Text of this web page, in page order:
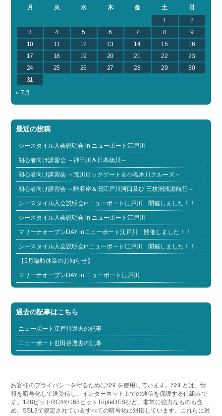
月
火 水 木 金 土
日
1
2
3
4 5 6 7 8
9
10
11 12 13 14 15
16
17
18 19 20 21 22
23
24
25 26 27 28 29
30
31
« 7月
最近の投稿
シースタイル入会説明会 in ニューポート江戸川
初心者向け講習会 ～神田川＆日本橋川～
初心者向け講習会 ～荒川ロックゲート＆小名木川クルーズ～
初心者向け講習会 ～離着岸＆旧江戸川河口及び 三枚洲浅瀬航行～
シースタイル入会説明会inニューポート江戸川 開催しました！！
シースタイル入会説明会 in ニューポート江戸川
マリーナオープンDAY inニューポート江戸川 開催しました！！
シースタイル入会説明会inニューポート江戸川 開催しました！！
【5月臨時休業のお知らせ】
マリーナオープンDAY in ニューポート江戸川
過去の記事はこちら
ニューポート江戸川過去の記事
ニューポート世田谷過去の記事
お客様のプライバシーを守るためにSSLを使用しています。SSLとは、情
報を暗号化して送受信し、インターネット上での通信を保護する仕組みで
す。128ビットRC4や168ビットTripleDESなど、非常に強力なものも含
め、SSL3で規定されているすべての暗号化に対応しています。これらに対